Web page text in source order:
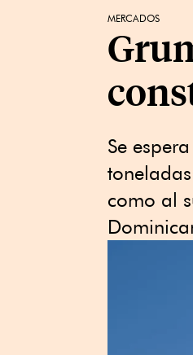
MERCADOS
Se
como al